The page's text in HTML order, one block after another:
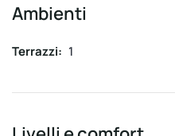
Ambienti
Terrazzi: 1